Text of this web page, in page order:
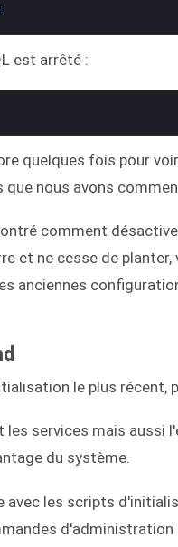
est arrêté :
quelques fois pour
nous avons
comment
et ne cesse de
anciennes
le plus récent,
les services mais
du système.
les scripts